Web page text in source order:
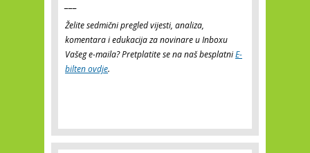
Želite sedmični pregled vijesti, analiza,
komentara i edukacija za novinare u Inboxu
Vašeg e-maila? Pretplatite se na naš besplatniE-
bilten ovdje.